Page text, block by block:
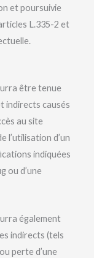
et poursuivie
L.335-2 et
être tenue
indirects causés
au site
l’utilisation d’un
indiquées
ou d’une
également
indirects (tels
perte d’une